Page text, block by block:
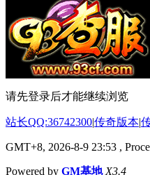
请先登录后才能继续浏览
站长QQ:36742300|传奇版本|
GMT+8, 2026-8-9 23:53 ,
Powered by GM基地 X3.4